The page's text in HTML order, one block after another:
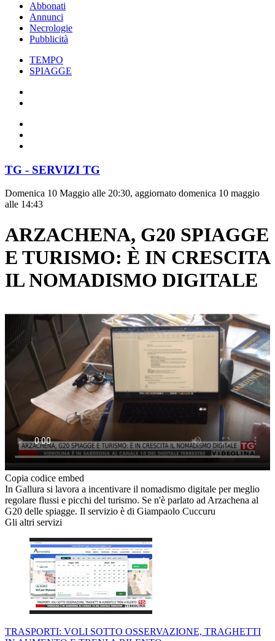
Abbonati
Annunci
Necrologie
Pubblicità
TEMPO
SPIAGGE
TG - SERVIZI TG
Domenica 10 Maggio alle 20:30, aggiornato domenica 10 maggio
alle 14:43
ARZACHENA, G20 SPIAGGE
E TURISMO: È IN CRESCITA
IL NOMADISMO DIGITALE
Copia codice embed
In Gallura si lavora a incentivare il nomadismo digitale per meglio
regolare flussi e picchi del turismo. Se n'è parlato ad Arzachena al
G20 delle spiagge. Il servizio è di Giampaolo Cuccuru
Gli altri servizi
TRASPORTI: VOLI SOTTO OSSERVAZIONE, TRAGHETTI